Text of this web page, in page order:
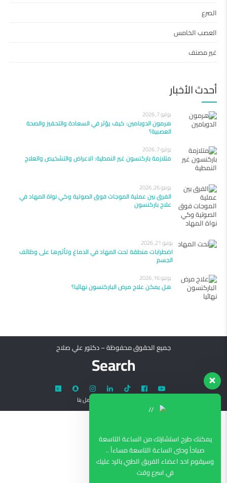
الصرع
العصب الخامس
غير مصنف
أحدث الأخبار
يوليو 7, 2026
هرمون الدوبامين: كيف يؤثر في السعادة والتحفيز والصحة
العصبية؟
يوليو 7, 2026
متلازمة باركنسون غير النمطية: الاعراض والتشخيص والعلاج
يونيو 26, 2026
الفرق بين عملية الموجات فوق الصوتية وكي نواة المهاد في
علاج باركنسون
يونيو 21, 2026
اضطرابات منطقة تحت المهاد في الدماغ وتأثيرها على وظائف
الجسم
يونيو 16, 2026
هل يمكن علاج مرض الباركنسون نهائيا؟
جميع الحقوق محفوظة – دكتور علي صلاح
Search
اتصل بنا
يمكنك طرح استشارتك من الساعة التاسعة
صباحاً وحتى الساعة التاسعة مساءاً ..
وسيقوم احد اعضاء الفريق الطبي بالرد عليك
في اسرع وقت